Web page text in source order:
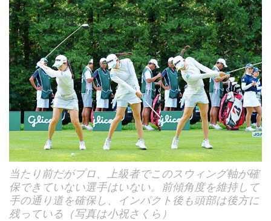
当たり前だがプロ、上級者でこのスウィング軸が確
保できていない選手はいない。前傾角度を維持して
手の通り道を確保し、インパクト後も頭部は後方に
残っている（写真は小祝さくら）